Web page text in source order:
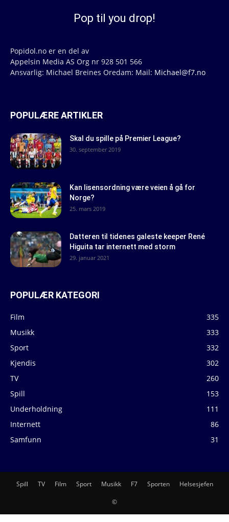
Pop til you drop!
Popidol.no er en del av
Appelsin Media AS Org nr 928 501 566
Ansvarlig: Michael Breines Oredam: Mail: Michael@f7.no
POPULÆRE ARTIKLER
Skal du spille på Premier League?
30. september 2019
Kan lisensordning være veien å gå for
Norge?
25. mars 2019
Datteren til tidenes galeste keeper René
Higuita tar internett med storm
29. januar 2021
POPULÆR KATEGORI
Film
335
Musikk
333
Sport
332
Kjendis
302
TV
260
Spill
153
Underholdning
111
Internett
86
Samfunn
31
Spill TV Film Sport Musikk F7 Sporten Helsesjefen
©